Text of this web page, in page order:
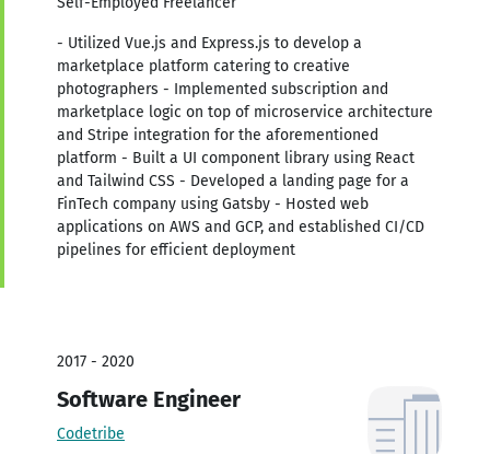
- Utilized Vue.js and Express.js to develop a
marketplace platform catering to creative
photographers - Implemented subscription and
marketplace logic on top of microservice architecture
and Stripe integration for the aforementioned
platform - Built a UI component library using React
and Tailwind CSS - Developed a landing page for a
FinTech company using Gatsby - Hosted web
applications on AWS and GCP, and established CI/CD
pipelines for efficient deployment
2017 - 2020
Software Engineer
Codetribe